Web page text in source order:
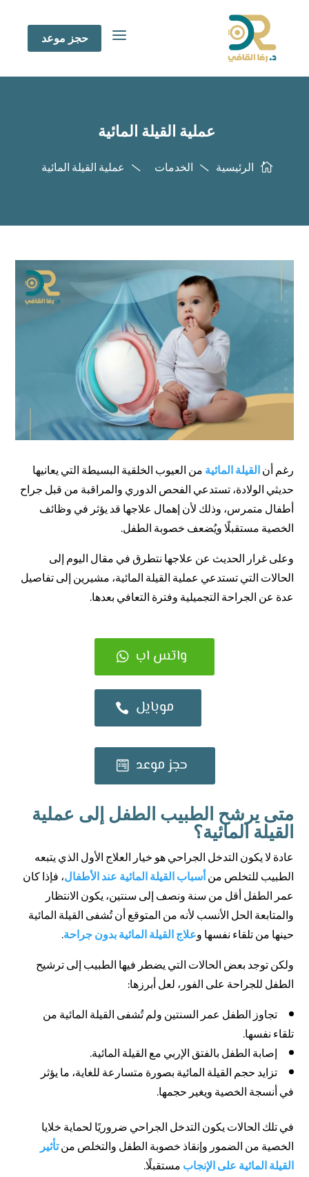
a حجز موعد
عملية القيلة المائية
 الرئيسية  الخدمات  عملية القيلة المائية
رغم أنالقيلة المائيةمن العيوب الخلقية البسيطة التي يعانيها
حديثي الولادة، تستدعي الفحص الدوري والمراقبة من قبل جراح
أطفال متمرس، وذلك لأن إهمال علاجها قد يؤثر في وظائف
الخصية مستقبلًا ويُضعف خصوبة الطفل.
وعلى غرار الحديث عن علاجها نتطرق في مقال اليوم إلى
الحالات التي تستدعي عملية القيلة المائية، مشيرين إلى تفاصيل
عدة عن الجراحة التجميلية وفترة التعافي بعدها.
واتس اب
موبايل
حجز موعد
متى يرشح الطبيب الطفل إلى عملية
القيلة المائية؟
عادة لا يكون التدخل الجراحي هو خيار العلاج الأول الذي يتبعه
الطبيب للتخلص منأسباب القيلة المائية عند الأطفال، فإذا كان
عمر الطفل أقل من سنة ونصف إلى سنتين، يكون الانتظار
والمتابعة الحل الأنسب لأنه من المتوقع أن تُشفى القيلة المائية
حينها من تلقاء نفسها وعلاج القيلة المائية بدون جراحة.
ولكن توجد بعض الحالات التي يضطر فيها الطبيب إلى ترشيح
الطفل للجراحة على الفور، لعل أبرزها:
تجاوز الطفل عمر السنتين ولم تُشفى القيلة المائية من
تلقاء نفسها.
إصابة الطفل بالفتق الإربي مع القيلة المائية.
تزايد حجم القيلة المائية بصورة متسارعة للغاية، ما يؤثر
في أنسجة الخصية ويغير حجمها.
في تلك الحالات يكون التدخل الجراحي ضروريًا لحماية خلايا
الخصية من الضمور وإنقاذ خصوبة الطفل والتخلص منتأثير
القيلة المائية على الإنجابمستقبلًا.